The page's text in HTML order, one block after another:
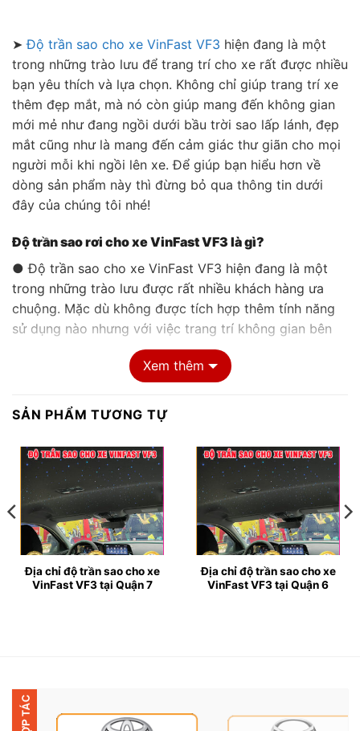
➤Độ trần sao cho xe VinFast VF3 hiện đang là một
trong những trào lưu để trang trí cho xe rất được nhiều
bạn yêu thích và lựa chọn. Không chỉ giúp trang trí xe
thêm đẹp mắt, mà nó còn giúp mang đến không gian
mới mẻ như đang ngồi dưới bầu trời sao lấp lánh, đẹp
mắt cũng như là mang đến cảm giác thư giãn cho mọi
người mỗi khi ngồi lên xe. Để giúp bạn hiểu hơn về
dòng sản phẩm này thì đừng bỏ qua thông tin dưới
đây của chúng tôi nhé!
Độ trần sao rơi cho xe VinFast VF3 là gì?
● Độ trần sao cho xe VinFast VF3 hiện đang là một
trong những trào lưu được rất nhiều khách hàng ưa
chuộng. Mặc dù không được tích hợp thêm tính năng
sử dụng nào nhưng với việc trang trí không gian bên
trong xe thêm bắt mắt và lấp lánh.
● Độ trần sao cho xe VinFast VF3 vẫn rất thu hút
được không ít sự quan tâm của các bạn chơi xe.
sao rơi là một kiểu trang trí giúp chiếc xe của bạn
thêm phần nổi bật. Sau khi độ trần sao xe của bạn sẽ
có dải màu sắc lấp lánh làm không gian bên trong
thêm phần lấp lánh, mới mẻ và thêm phần thư giãn cho
người ngồi bên trong.
Xem thêm
SẢN PHẨM TƯƠNG TỰ
Địa chỉ độ trần sao cho xe
VinFast VF3 tại Quận 7
Địa chỉ độ trần sao cho xe
VinFast VF3 tại Quận 6